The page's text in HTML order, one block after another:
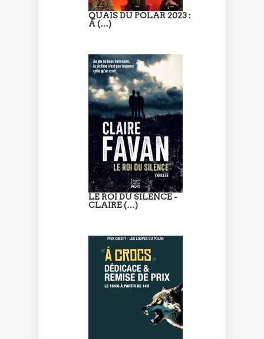
QUAIS DU POLAR 2023 :
À (…)
LE ROI DU SILENCE -
CLAIRE (…)